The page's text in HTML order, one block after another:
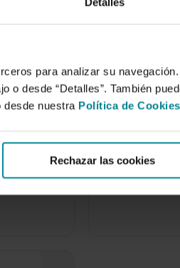
para analizar su
o desde “Detalles”. También
desde nuestra Política de Cookies
Rechazar las cookies
las
Nuevas
técnicas
varietales
intensiva